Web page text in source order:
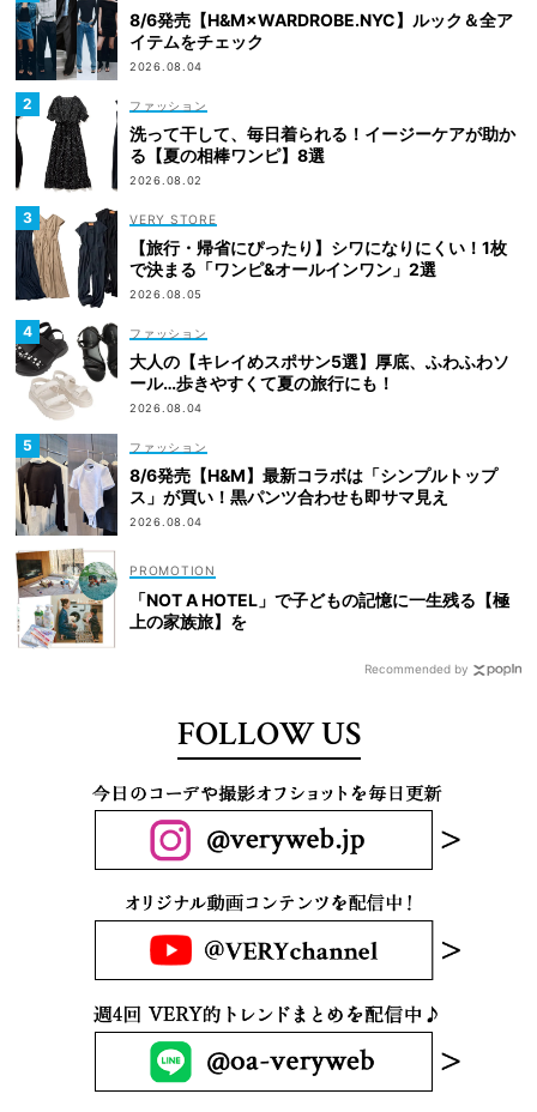
8/6発売【H&M×WARDROBE.NYC】ルック＆全ア
イテムをチェック
2026.08.04
ファッション
洗って干して、毎日着られる！イージーケアが助か
る【夏の相棒ワンピ】8選
2026.08.02
VERY STORE
【旅行・帰省にぴったり】シワになりにくい！1枚
で決まる「ワンピ&オールインワン」2選
2026.08.05
ファッション
大人の【キレイめスポサン5選】厚底、ふわふわソ
ール…歩きやすくて夏の旅行にも！
2026.08.04
ファッション
8/6発売【H&M】最新コラボは「シンプルトップ
ス」が買い！黒パンツ合わせも即サマ見え
2026.08.04
「NOT A HOTEL」で子どもの記憶に一生残る【極
上の家族旅】を
Recommended by
FOLLOW US